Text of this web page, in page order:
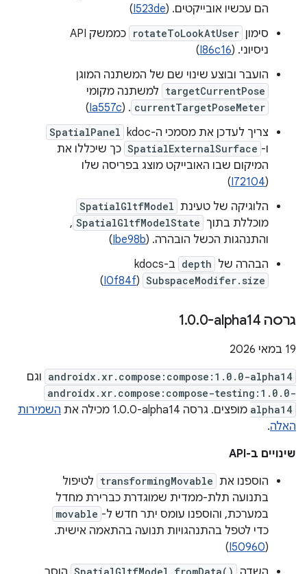
הם עכשיו אובייקטים. (I523de
)
סימון rotateToLookAtUser
כממשק API
ניסיוני. (I86c16
)
הועבר ובוצע שינוי שם של המשתנה המוגן
targetCurrentPose למשתנה מקומי
currentTargetPoseMeter
. (
Ia557c
)
צריך לעדכן את מסמכי ה-kdoc‏
SpatialPanel
ו- SpatialExternalSurface כך שיכללו את
המיקום שבו האובייקט מוצג בפריסה שלו
(
I72104
)
הלוגיקה של טעינת SpatialGltfModel
מוכללת בתוך SpatialGltfModelState
,
והתנהגות הכשל הובהרה. (Ibe98b
)
הבהרה של depth ב-kdocs‏
SubspaceModifer.size
(
I0f84f
)
גרסה ‎1 .0.0-alpha14
‫19 במאי 2026
androidx.xr.compose:compose:1.0.0-alpha14 וגם
androidx.xr.compose:compose-testing:1.0.0-
alpha14 מופצים. גרסה ‎1.0.0-alpha14 מכילה את
השמירות
האלה.
שינויים ב-API
הוספנו את transformingMovable לטיפול
בתנועה תלת-ממדית שמוגדרת כברירת מחדל
במערכת, והוספנו עומס יתר חדש ל- movable
כדי לטפל בהתנהגויות תנועה בהתאמה אישית.
(
I50960
)